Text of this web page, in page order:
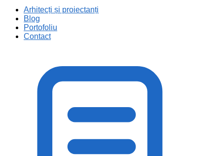
Arhitecți și proiectanți
Blog
Portofoliu
Contact